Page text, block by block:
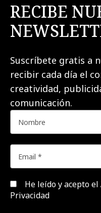
RECIBE
Suscríbete gratis a
recibir cada día el
creatividad,
comunicación.
He leído y acepto el
Privacidad